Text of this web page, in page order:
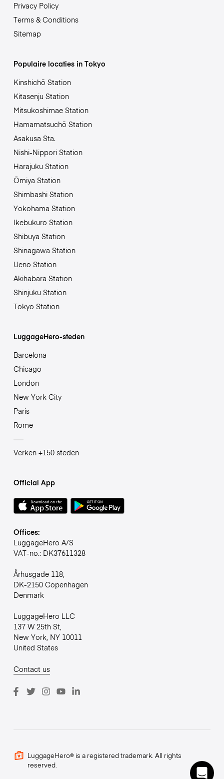
Privacy Policy
Terms & Conditions
Sitemap
Populaire locaties in Tokyo
Kinshichō Station
Kitasenju Station
Mitsukoshimae Station
Hamamatsuchō Station
Asakusa Sta.
Nishi-Nippori Station
Harajuku Station
Ōmiya Station
Shimbashi Station
Yokohama Station
Ikebukuro Station
Shibuya Station
Shinagawa Station
Ueno Station
Akihabara Station
Shinjuku Station
Tokyo Station
LuggageHero-steden
Barcelona
Chicago
London
New York City
Paris
Rome
Verken +150 steden
Official App
Offices:
LuggageHero A/S
VAT-no.: DK37611328
Århusgade 118,
DK-2150 Copenhagen
Denmark
LuggageHero LLC
137 W 25th St,
New York, NY 10011
United States
Contact us
LuggageHero® is a registered trademark. All rights
reserved.